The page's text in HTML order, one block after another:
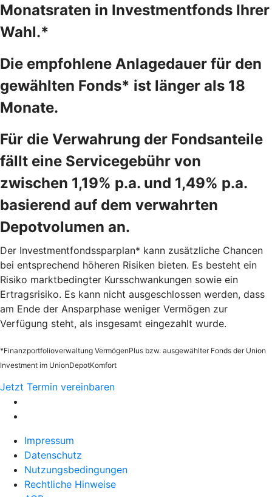
Monatsraten in Investmentfonds Ihrer
Wahl.*
Die empfohlene Anlagedauer für den
gewählten Fonds* ist länger als 18
Monate.
Für die Verwahrung der Fondsanteile
fällt eine Servicegebühr von
zwischen 1,19% p.a. und 1,49% p.a.
basierend auf dem verwahrten
Depotvolumen an.
Der Investmentfondssparplan* kann zusätzliche Chancen
bei entsprechend höheren Risiken bieten. Es besteht ein
Risiko marktbedingter Kursschwankungen sowie ein
Ertragsrisiko. Es kann nicht ausgeschlossen werden, dass
am Ende der Ansparphase weniger Vermögen zur
Verfügung steht, als insgesamt eingezahlt wurde.
*Finanzportfolioverwaltung VermögenPlus bzw. ausgewählter Fonds der Union
Investment im UnionDepotKomfort
Jetzt Termin vereinbaren
Impressum
Datenschutz
Nutzungsbedingungen
Rechtliche Hinweise